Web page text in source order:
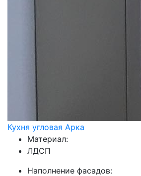
Кухня угловая Арка
Материал:
ЛДСП
Наполнение фасадов: